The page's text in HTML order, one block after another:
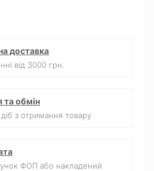
доставка
від 3000 грн.
та обмін
з отримання товару
ФОП або накладений